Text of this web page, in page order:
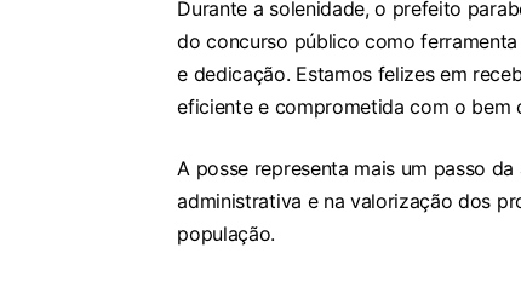
Durante a solenidade, o prefeito
do concurso público como
e dedicação. Estamos felizes em
eficiente e comprometida com o bem
A posse representa mais um passo
administrativa e na valorização dos
população.